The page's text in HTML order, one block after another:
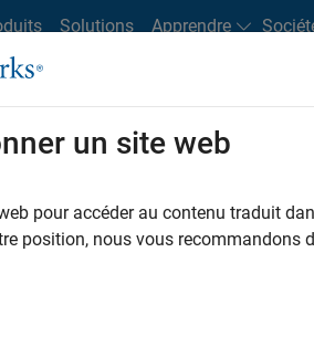
Solutions Apprendre
and Slice Plots |
3
un site web
pour accéder au contenu traduit
position, nous vous recommandons